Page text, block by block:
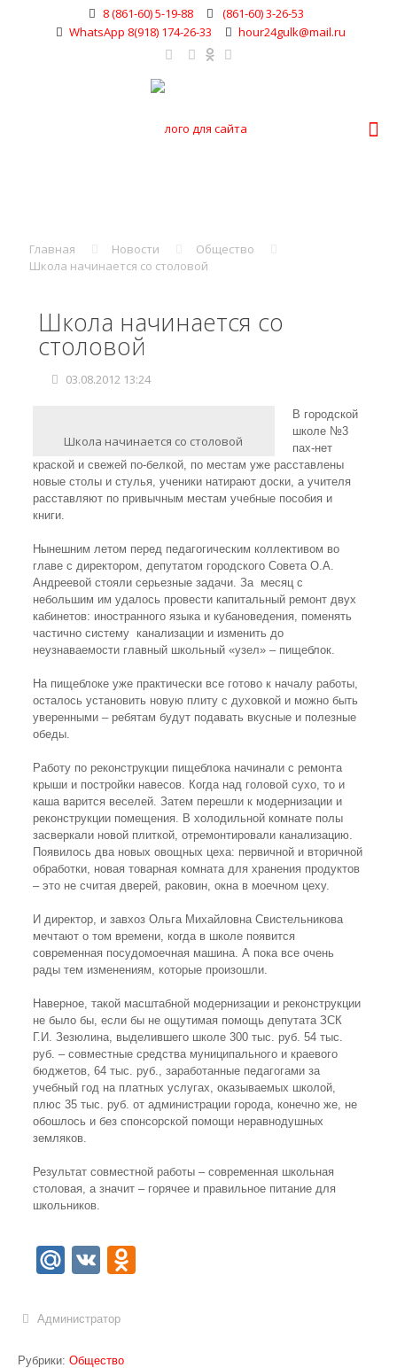
8 (861-60) 5-19-88
(861-60) 3-26-53
WhatsApp 8(918) 174-26-33
hour24gulk@mail.ru
Главная Новости
Общество
Школа начинается со столовой
Школа начинается со
столовой
03.08.2012 13:24
Школа начинается со столовой
В городской
школе №3
пах-нет
краской и свежей по-белкой, по местам уже расставлены
новые столы и стулья, ученики натирают доски, а учителя
расставляют по привычным местам учебные пособия и
книги.
Нынешним летом перед педагогическим коллективом во
главе с директором, депутатом городского Совета О.А.
Андреевой стояли серьезные задачи. За месяц с
небольшим им удалось провести капитальный ремонт двух
кабинетов: иностранного языка и кубановедения, поменять
частично систему канализации и изменить до
неузнаваемости главный школьный «узел» – пищеблок.
На пищеблоке уже практически все готово к началу работы,
осталось установить новую плиту с духовкой и можно быть
уверенными – ребятам будут подавать вкусные и полезные
обеды.
Работу по реконструкции пищеблока начинали с ремонта
крыши и постройки навесов. Когда над головой сухо, то и
каша варится веселей. Затем перешли к модернизации и
реконструкции помещения. В холодильной комнате полы
засверкали новой плиткой, отремонтировали канализацию.
Появилось два новых овощных цеха: первичной и вторичной
обработки, новая товарная комната для хранения продуктов
– это не считая дверей, раковин, окна в моечном цеху.
И директор, и завхоз Ольга Михайловна Свистельникова
мечтают о том времени, когда в школе появится
современная посудомоечная машина. А пока все очень
рады тем изменениям, которые произошли.
Наверное, такой масштабной модернизации и реконструкции
не было бы, если бы не ощутимая помощь депутата ЗСК
Г.И. Зезюлина, выделившего школе 300 тыс. руб. 54 тыс.
руб. – совместные средства муниципального и краевого
бюджетов, 64 тыс. руб., заработанные педагогами за
учебный год на платных услугах, оказываемых школой,
плюс 35 тыс. руб. от администрации города, конечно же, не
обошлось и без спонсорской помощи неравнодушных
земляков.
Результат совместной работы – современная школьная
столовая, а значит – горячее и правильное питание для
школьников.
Mail.Ru
VK
Администратор
Рубрики: Общество